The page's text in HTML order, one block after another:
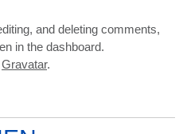
and deleting comments,
in the dashboard.
Gravatar.